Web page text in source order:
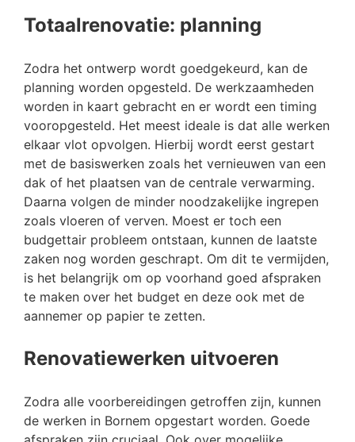
Totaalrenovatie: planning
Zodra het ontwerp wordt goedgekeurd, kan de
planning worden opgesteld. De werkzaamheden
worden in kaart gebracht en er wordt een timing
vooropgesteld. Het meest ideale is dat alle werken
elkaar vlot opvolgen. Hierbij wordt eerst gestart
met de basiswerken zoals het vernieuwen van een
dak of het plaatsen van de centrale verwarming.
Daarna volgen de minder noodzakelijke ingrepen
zoals vloeren of verven. Moest er toch een
budgettair probleem ontstaan, kunnen de laatste
zaken nog worden geschrapt. Om dit te vermijden,
is het belangrijk om op voorhand goed afspraken
te maken over het budget en deze ook met de
aannemer op papier te zetten.
Renovatiewerken uitvoeren
Zodra alle voorbereidingen getroffen zijn, kunnen
de werken in Bornem opgestart worden. Goede